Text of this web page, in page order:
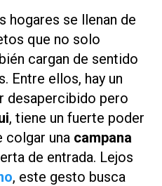
hogares se llenan de
que no solo
cargan de sentido
Entre ellos, hay un
desapercibido pero
, tiene un fuerte poder
colgar una campana
de entrada. Lejos
, este gesto busca